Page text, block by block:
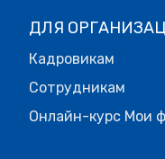
ДЛЯ
Кадровикам
Сотрудникам
Онлайн-курс Мои